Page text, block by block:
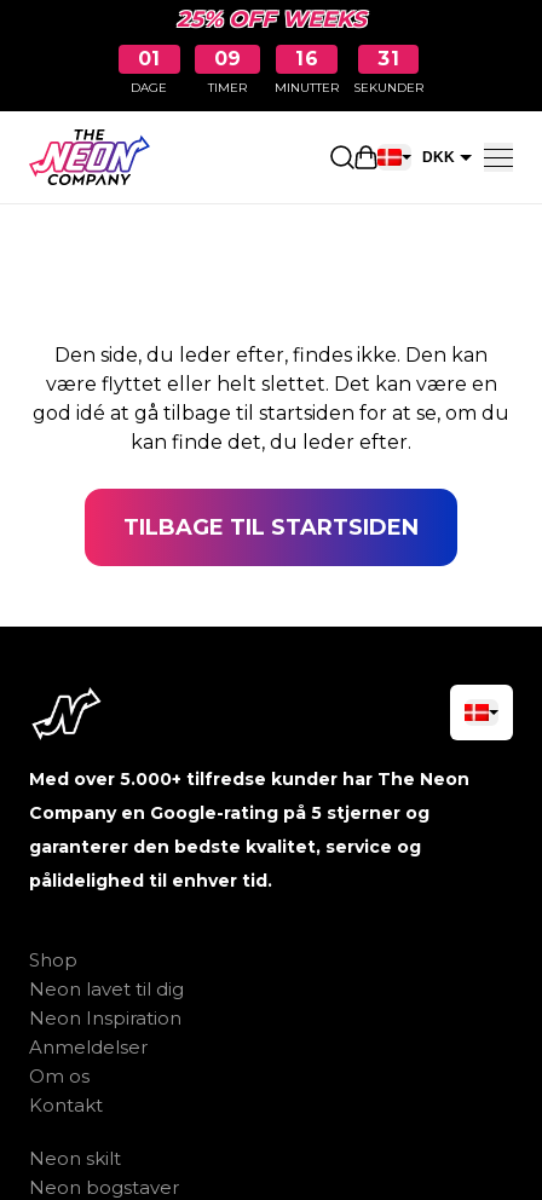
25% OFF WEEKS
01
DAGE
09
TIMER
16
MINUTTER
31
SEKUNDER
Åbn DKK
SIDEN BLEV IKKE
Den side, du leder efter, findes ikke. Den kan
være flyttet eller helt slettet. Det kan være en
god idé at gå tilbage til startsiden for at se, om du
kan finde det, du leder efter.
TILBAGE TIL STARTSIDEN
Med over 5.000+ tilfredse kunder har The Neon
Company en Google-rating på 5 stjerner og
garanterer den bedste kvalitet, service og
pålidelighed til enhver tid.
Shop
Neon lavet til dig
Neon Inspiration
Anmeldelser
Om os
Kontakt
Neon skilt
Neon bogstaver